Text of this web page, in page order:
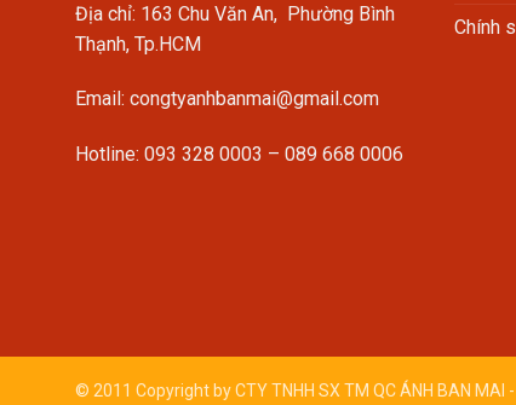
Địa chỉ: 163 Chu Văn An, Phường Bình
Thạnh, Tp.HCM
Email: congtyanhbanmai@gmail.com
Hotline: 093 328 0003 – 089 668 0006
Chính
© 2011 Copyright by CTY TNHH SX TM QC ÁNH BAN